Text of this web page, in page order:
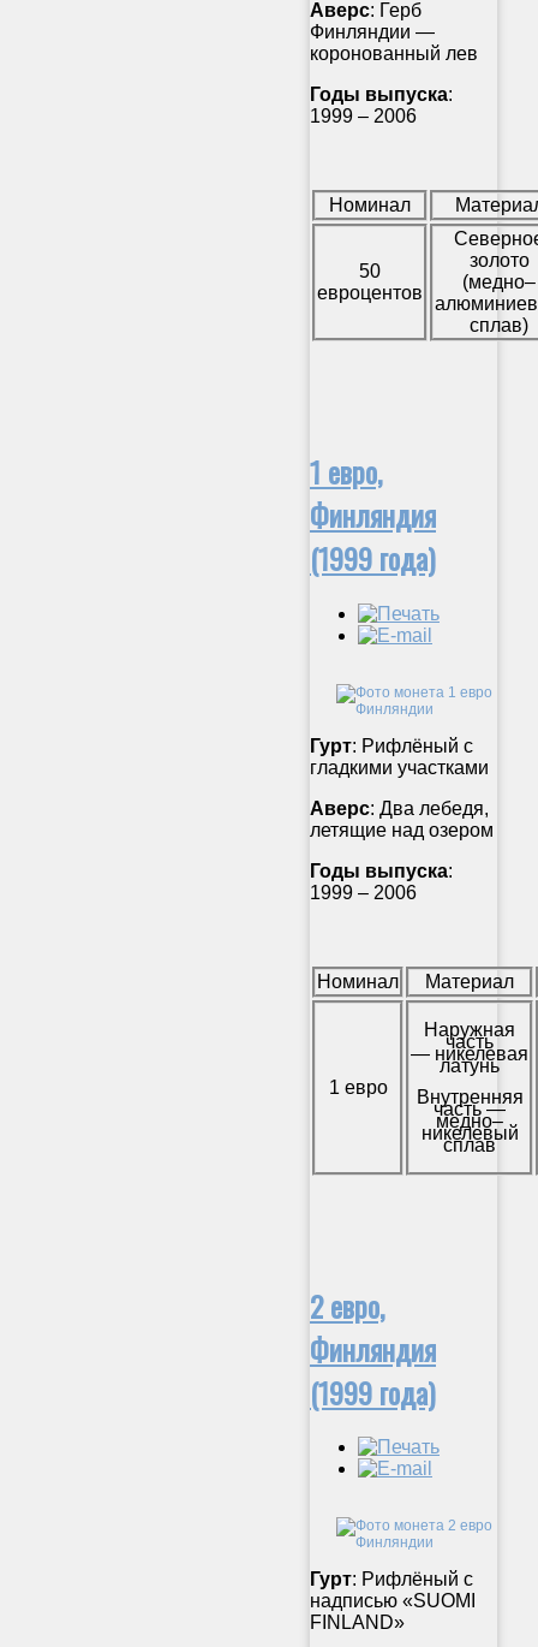
Аверс: Герб
Финляндии —
коронованный лев
Годы выпуска:
1999 – 2006
Номинал
50
евроцентов
золото
(медно–
сплав)
1 евро,
Финляндия
(1999 года)
Гурт: Рифлёный с
гладкими участками
Аверс: Два лебедя,
летящие над озером
Годы выпуска:
1999 – 2006
Номинал Материал
1 евро
Наружная
часть
— никелевая
латунь
Внутренняя
часть —
медно–
никелевый
сплав
2 евро,
Финляндия
(1999 года)
Гурт: Рифлёный с
надписью «SUOMI
FINLAND»